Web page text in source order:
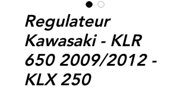
Regulateur
Kawasaki - KLR
650 2009/2012 -
KLX 250